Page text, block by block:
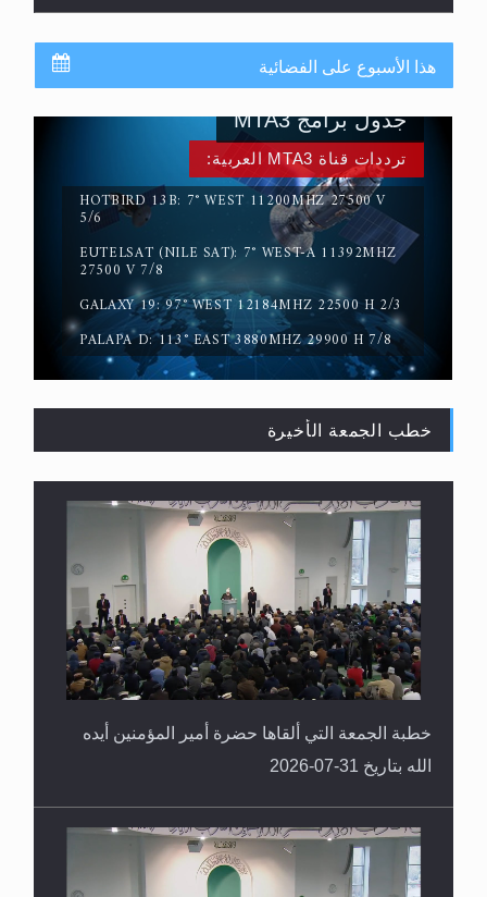
حقيقة المسيح الدجال
القرآن قاضٍ وحكمٌ على السنة ومهيمنٌ عليها.. ليس
العكس
هذا الأسبوع على الفضائية
ترددات قناة MTA3 العربية:
HOTBIRD 13B: 7° WEST 11200MHZ 27500 V
5/6
EUTELSAT (NILE SAT): 7° WEST-A 11392MHZ
27500 V 7/8
GALAXY 19: 97° WEST 12184MHZ 22500 H 2/3
PALAPA D: 113° EAST 3880MHZ 29900 H 7/8
جدول برامج MTA3
خطب الجمعة الأخيرة
خطبة الجمعة التي ألقاها حضرة أمير المؤمنين أيده
الله بتاريخ 31-07-2026